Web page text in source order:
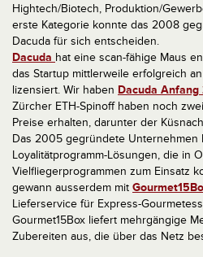
Hightech/Biotech, Produktion/
erste Kategorie konnte das 2008
Dacuda für sich entscheiden.
Dacuda hat eine scan-fähige Maus
das Startup mittlerweile erfolgreich
lizensiert. Wir haben Dacuda
Zürcher ETH-Spinoff haben noch
Preise erhalten, darunter der
Das 2005 gegründete Unternehmen
Loyalitätprogramm-Lösungen, die in
Vielfliegerprogrammen zum Einsatz
gewann ausserdem mit
Lieferservice für Express-
Gourmet15Box liefert mehrgängige
Zubereiten aus, die über das Netz